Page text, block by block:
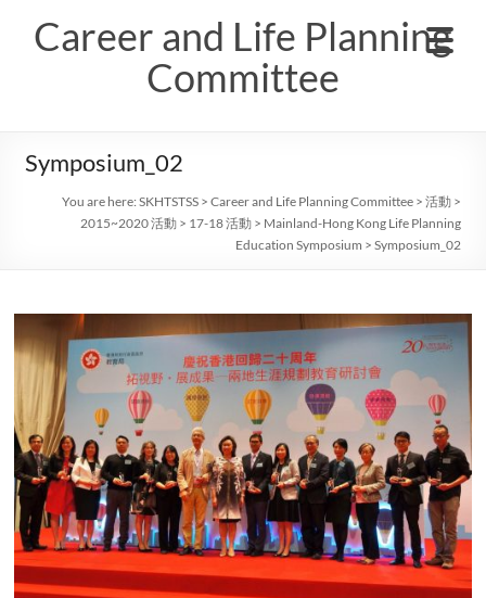
contentCareer and Life Planning
Committee
Symposium_02
You are here:SKHTSTSS >Career and Life Planning Committee >活動 >
2015~2020 活動 > 17-18 活動 > Mainland-Hong Kong Life Planning
Education Symposium >Symposium_02